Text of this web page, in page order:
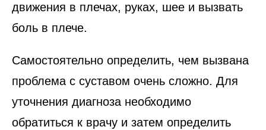
движения в плечах, руках, шее и вызвать
боль в плече.
Самостоятельно определить, чем вызвана
проблема с суставом очень сложно. Для
уточнения диагноза необходимо
обратиться к врачу и затем определить